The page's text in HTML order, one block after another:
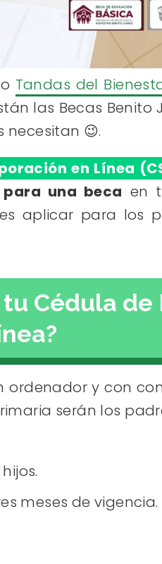
Tandas del
las Becas Benito
😉.
en Línea
una beca en
aplicar para los
Cédula
y con
serán los
meses de vigencia.